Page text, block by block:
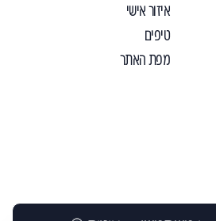
איזור אישי
טיפים
מפת האתר